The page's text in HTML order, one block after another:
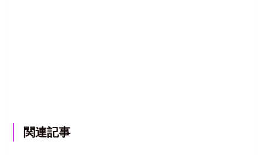
関連記事